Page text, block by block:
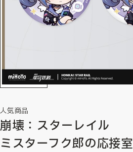
人気商品
崩壊：スターレイル
ミスターフク郎の応接室